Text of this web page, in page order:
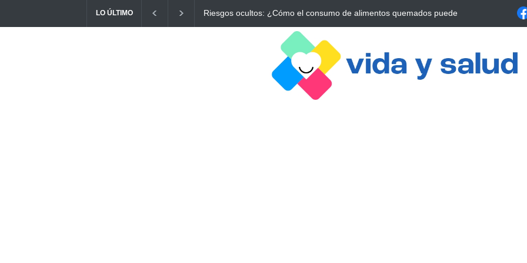
LO ÚLTIMO
¿Cómo el consumo de alimentos quemados puede Ayuno Digital: La Estrategia Esencial para Mejorar tu Bienestar La